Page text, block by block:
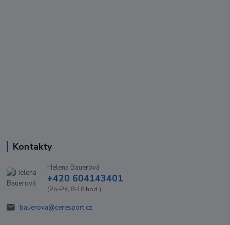
Kontakty
Helena Bauerová
+420 604143401
(Po-Pá, 8-18 hod.)
bauerova@ceresport.cz